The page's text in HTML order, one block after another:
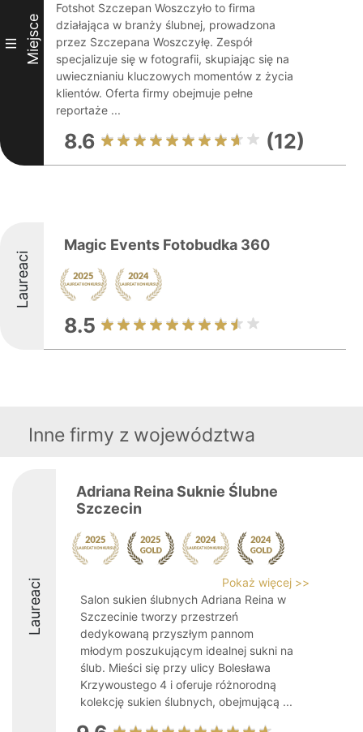
III Miejsce
Fotshot Szczepan Woszczyło to firma
działająca w branży ślubnej, prowadzona
przez Szczepana Woszczyłę. Zespół
specjalizuje się w fotografii, skupiając się na
uwiecznianiu kluczowych momentów z życia
klientów. Oferta firmy obejmuje pełne
reportaże ...
8.6 (12)
Laureaci
Magic Events Fotobudka 360
8.5
Inne firmy z województwa
Laureaci
Adriana Reina Suknie Ślubne
Szczecin
Pokaż więcej >>
Salon sukien ślubnych Adriana Reina w
Szczecinie tworzy przestrzeń
dedykowaną przyszłym pannom
młodym poszukującym idealnej sukni na
ślub. Mieści się przy ulicy Bolesława
Krzywoustego 4 i oferuje różnorodną
kolekcję sukien ślubnych, obejmującą ...